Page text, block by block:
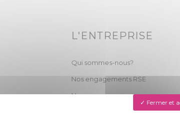
L'ENTREPRISE
Qui sommes-nous?
Nos engagements RSE
Nos agences
Actualités & chantiers
Fermer et